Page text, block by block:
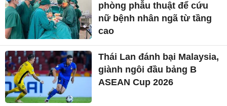
phòng phẫu thuật để cứu
nữ bệnh nhân ngã từ tầng
cao
Thái Lan đánh bại Malaysia,
giành ngôi đầu bảng B
ASEAN Cup 2026